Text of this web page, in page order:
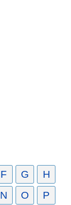
F G
H
N O P